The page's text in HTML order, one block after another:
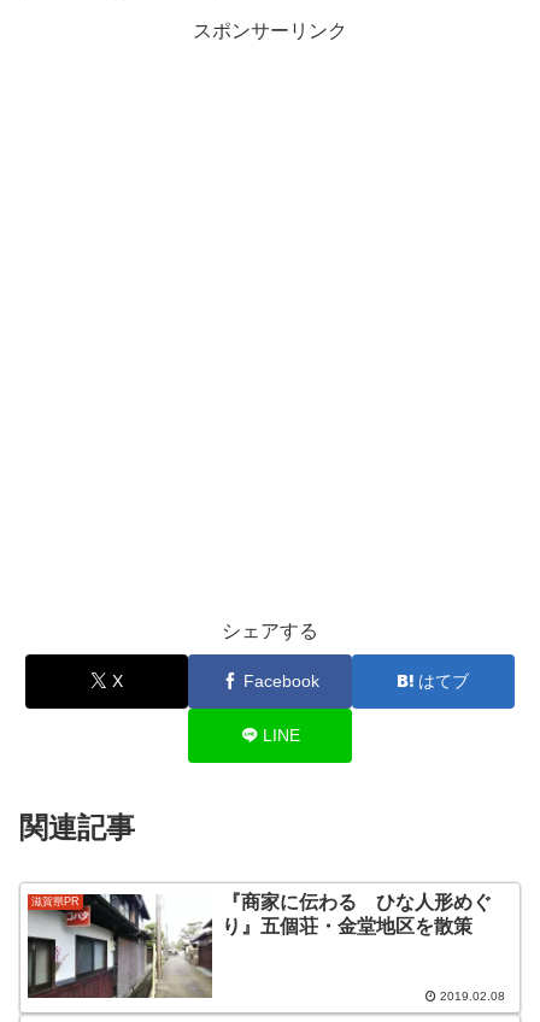
スポンサーリンク
シェアする
X Facebook はてブ
LINE
関連記事
滋賀県PR
『商家に伝わる ひな人形めぐ
り』五個荘・金堂地区を散策
2019.02.08